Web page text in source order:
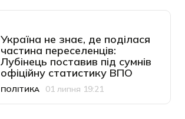
Україна не знає, де поділася
частина переселенців:
Лубінець поставив під сумнів
офіційну статистику ВПО
Категорія
ПОЛІТИКА
Дата публікації
01 липня 19:21